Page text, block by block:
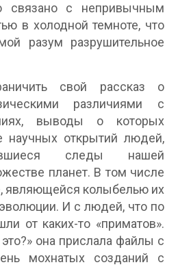
связано с непривычным
в холодной темноте, что
разум разрушительное
свой рассказ о
различиями с
выводы о которых
научных открытий людей,
следы нашей
планет. В том числе
являющейся колыбелью их
И с людей, что по
от каких-то «приматов».
она прислала файлы с
мохнатых созданий с